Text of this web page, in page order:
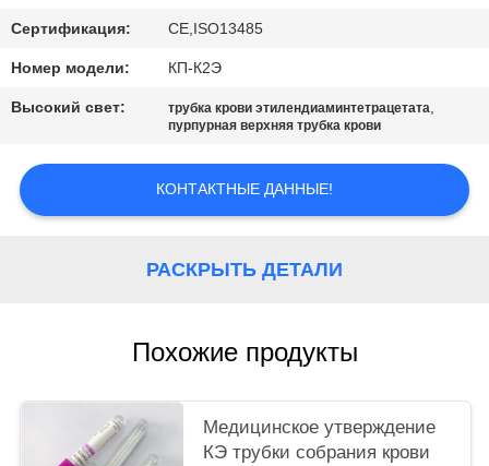
Сертификация: CE,ISO13485
Номер модели: КП-К2Э
Высокий свет: трубка крови этилендиаминтетрацетата,
пурпурная верхняя трубка крови
КОНТАКТНЫЕ ДАННЫЕ!
РАСКРЫТЬ ДЕТАЛИ
Похожие продукты
Медицинское утверждение
КЭ трубки собрания крови